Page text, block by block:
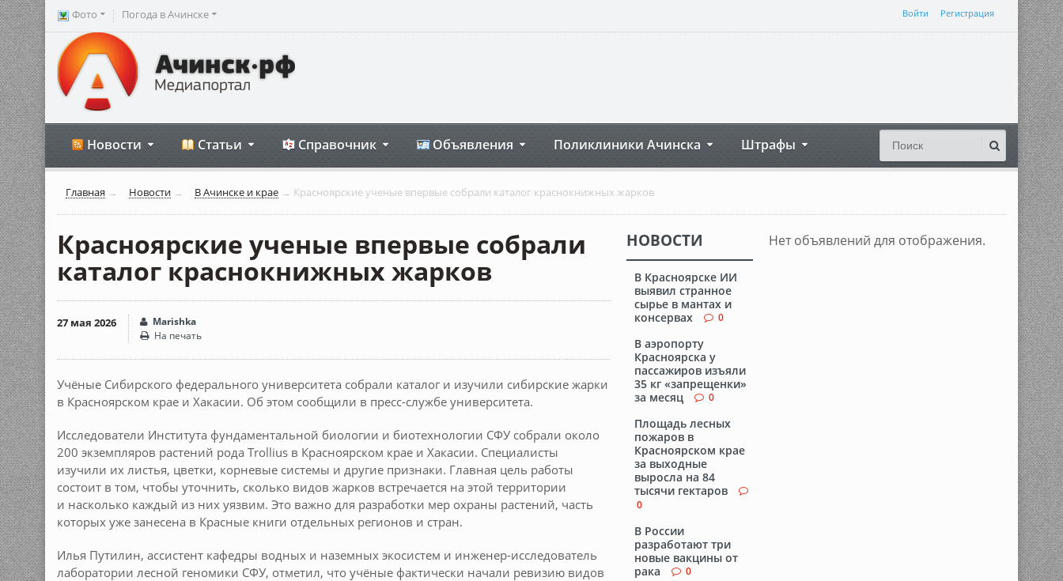
Войти Регистрация
Фото Погода в Ачинске
Новости Статьи Справочник Объявления Поликлиники Ачинска Штрафы
Главная → Новости → В Ачинске и крае → Красноярские ученые впервые собрали каталог краснокнижных жарков
Красноярские ученые впервые собрали
каталог краснокнижных жарков
27 мая 2026
Marishka
На печать
Учёные Сибирского федерального университета собрали каталог и изучили сибирские жарки
в Красноярском крае и Хакасии. Об этом сообщили в пресс-службе университета.
Исследователи Института фундаментальной биологии и биотехнологии СФУ собрали около
200 экземпляров растений рода Trollius в Красноярском крае и Хакасии. Специалисты
изучили их листья, цветки, корневые системы и другие признаки. Главная цель работы
состоит в том, чтобы уточнить, сколько видов жарков встречается на этой территории
и насколько каждый из них уязвим. Это важно для разработки мер охраны растений, часть
которых уже занесена в Красные книги отдельных регионов и стран.
Илья Путилин, ассистент кафедры водных и наземных экосистем и инженер-исследователь
лаборатории лесной геномики СФУ, отметил, что учёные фактически начали ревизию видов
НОВОСТИ
В Красноярске ИИ
выявил странное
сырье в мантах и
консервах
0
В аэропорту
Красноярска у
пассажиров изъяли
35 кг «запрещенки»
за месяц
0
Площадь лесных
пожаров в
Красноярском крае
за выходные
выросла на 84
тысячи гектаров
0
В России
разработают три
новые вакцины от
рака
0
Нет объявлений для отображения.